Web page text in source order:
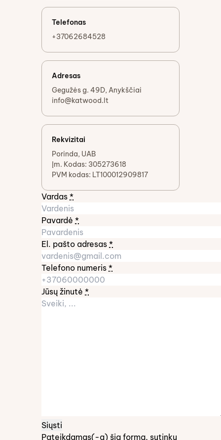
Telefonas
+37062684528
Adresas
Gegužės g. 49D, Anykščiai
info@katwood.lt
Rekvizitai
Porinda, UAB
Įm. Kodas: 305273618
PVM kodas: LT100012909817
Vardas *
Pavardė *
El. pašto adresas *
Telefono numeris *
Jūsų žinutė *
Pateikdamas(-a) šią formą, sutinku